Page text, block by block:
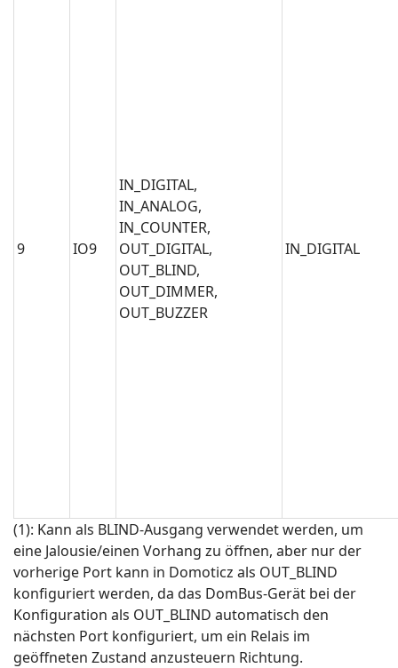
9 IO9
IN_DIGITAL,
IN_ANALOG,
IN_COUNTER,
OUT_DIGITAL,
OUT_BLIND,
OUT_DIMMER,
OUT_BUZZER
IN_DIGITAL
(1): Kann als BLIND-Ausgang verwendet werden, um
eine Jalousie/einen Vorhang zu öffnen, aber nur der
vorherige Port kann in Domoticz als OUT_BLIND
konfiguriert werden, da das DomBus-Gerät bei der
Konfiguration als OUT_BLIND automatisch den
nächsten Port konfiguriert, um ein Relais im
geöffneten Zustand anzusteuern Richtung.